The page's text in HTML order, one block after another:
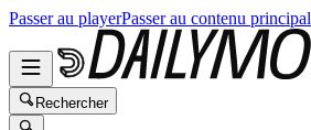
Passer au playerPasser au contenu principal
Rechercher